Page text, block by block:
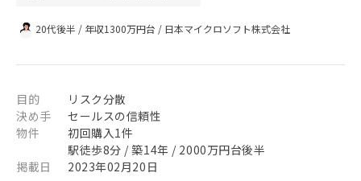
20代後半 / 年収1300万円台 / 日本マイクロソフト株式会社
目的
リスク分散
決め手
セールスの信頼性
物件
初回購入1件
駅徒歩8分 / 築14年 / 2000万円台後半
掲載日
2023年02月20日